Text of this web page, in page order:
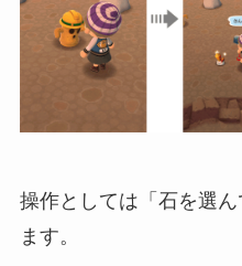
操作としては「石を選
ます。